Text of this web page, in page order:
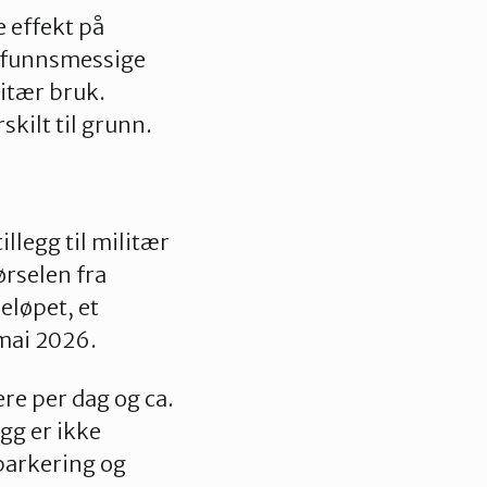
effekt på
bruk.
til grunn.
tillegg til militær
fra
et
2026.
per dag og ca.
er ikke
og